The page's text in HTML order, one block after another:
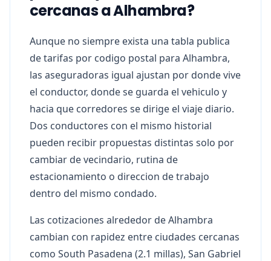
cercanas a Alhambra?
Aunque no siempre exista una tabla publica
de tarifas por codigo postal para Alhambra,
las aseguradoras igual ajustan por donde vive
el conductor, donde se guarda el vehiculo y
hacia que corredores se dirige el viaje diario.
Dos conductores con el mismo historial
pueden recibir propuestas distintas solo por
cambiar de vecindario, rutina de
estacionamiento o direccion de trabajo
dentro del mismo condado.
Las cotizaciones alrededor de Alhambra
cambian con rapidez entre ciudades cercanas
como South Pasadena (2.1 millas), San Gabriel